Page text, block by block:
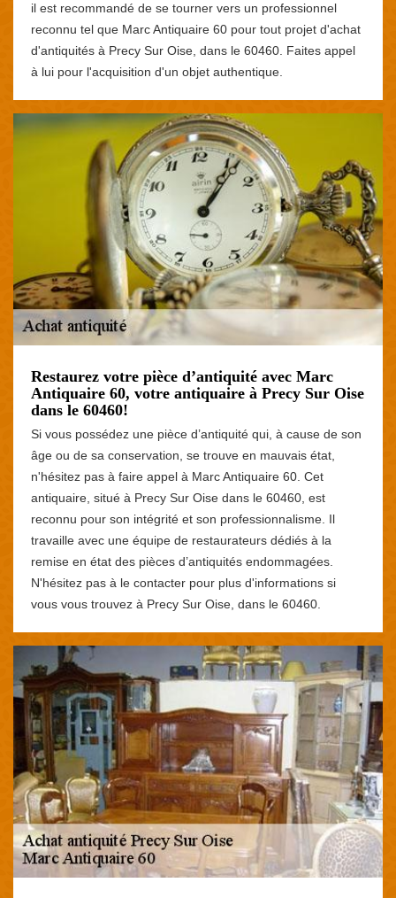
il est recommandé de se tourner vers un professionnel
reconnu tel que Marc Antiquaire 60 pour tout projet d'achat
d'antiquités à Precy Sur Oise, dans le 60460. Faites appel
à lui pour l'acquisition d'un objet authentique.
Restaurez votre pièce d’antiquité avec Marc
Antiquaire 60, votre antiquaire à Precy Sur Oise
dans le 60460!
Si vous possédez une pièce d’antiquité qui, à cause de son
âge ou de sa conservation, se trouve en mauvais état,
n'hésitez pas à faire appel à Marc Antiquaire 60. Cet
antiquaire, situé à Precy Sur Oise dans le 60460, est
reconnu pour son intégrité et son professionnalisme. Il
travaille avec une équipe de restaurateurs dédiés à la
remise en état des pièces d’antiquités endommagées.
N'hésitez pas à le contacter pour plus d'informations si
vous vous trouvez à Precy Sur Oise, dans le 60460.